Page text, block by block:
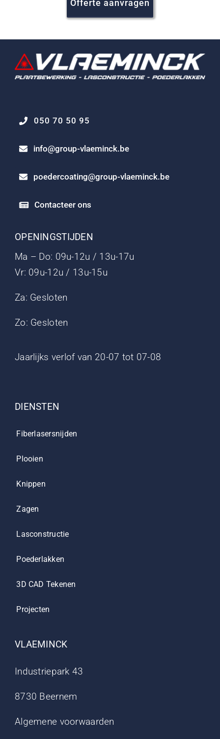
Offerte aanvragen
050 70 50 95
info@group-vlaeminck.be
poedercoating@group-vlaeminck.be
Contacteer ons
OPENINGSTIJDEN
Ma – Do: 09u-12u / 13u-17u
Vr: 09u-12u / 13u-15u
Za: Gesloten
Zo: Gesloten
Jaarlijks verlof van 20-07 tot 07-08
DIENSTEN
Fiberlasersnijden
Plooien
Knippen
Zagen
Lasconstructie
Poederlakken
3D CAD Tekenen
Projecten
VLAEMINCK
Industriepark 43
8730 Beernem
Algemene voorwaarden